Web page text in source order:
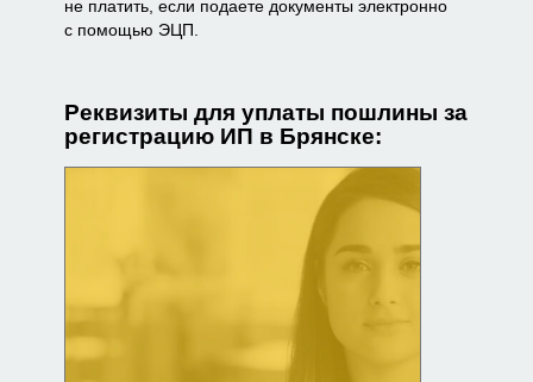
не платить, если подаете документы электронно
с помощью ЭЦП.
Реквизиты для уплаты пошлины за
регистрацию ИП в Брянске: